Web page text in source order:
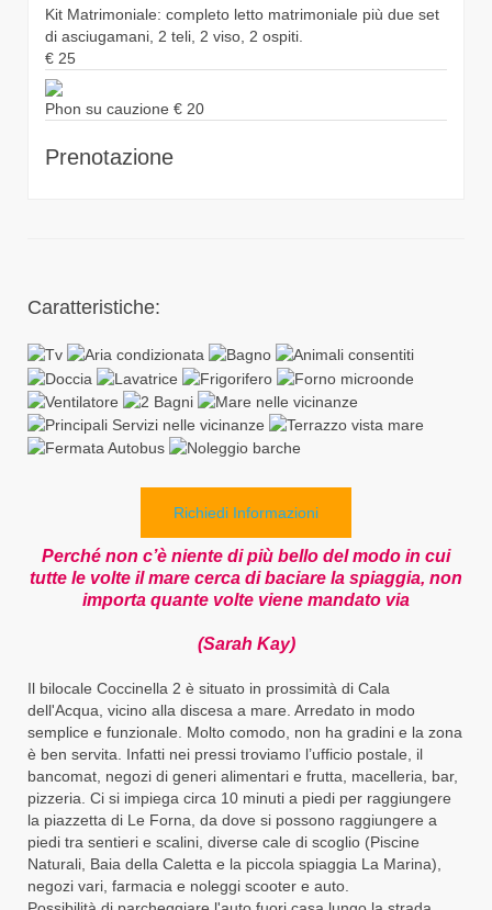
Kit Matrimoniale: completo letto matrimoniale più due set
di asciugamani, 2 teli, 2 viso, 2 ospiti.
€ 25
Phon su cauzione € 20
Prenotazione
Caratteristiche:
Richiedi Informazioni
Perché non c’è niente di più bello del modo in cui
tutte le volte il mare cerca di baciare la spiaggia, non
importa quante volte viene mandato via
(Sarah Kay)
Il bilocale Coccinella 2 è situato in prossimità di Cala
dell'Acqua, vicino alla discesa a mare. Arredato in modo
semplice e funzionale. Molto comodo, non ha gradini e la zona
è ben servita. Infatti nei pressi troviamo l’ufficio postale, il
bancomat, negozi di generi alimentari e frutta, macelleria, bar,
pizzeria. Ci si impiega circa 10 minuti a piedi per raggiungere
la piazzetta di Le Forna, da dove si possono raggiungere a
piedi tra sentieri e scalini, diverse cale di scoglio (Piscine
Naturali, Baia della Caletta e la piccola spiaggia La Marina),
negozi vari, farmacia e noleggi scooter e auto.